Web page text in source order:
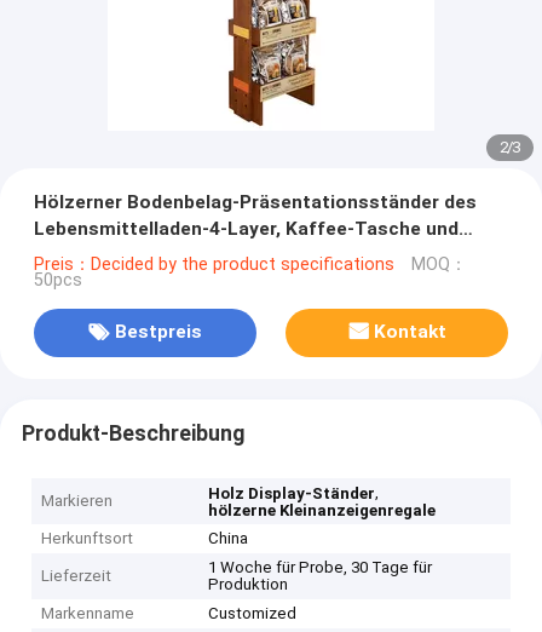
2/3
Hölzerner Bodenbelag-Präsentationsständer des
Lebensmittelladen-4-Layer, Kaffee-Tasche und
Nuss-Display-Units
Preis：Decided by the product specifications MOQ：
50pcs
Bestpreis Kontakt
Produkt-Beschreibung
Markieren Holz Display-Ständer,
hölzerne Kleinanzeigenregale
Herkunftsort
China
Lieferzeit
1 Woche für Probe, 30 Tage für
Produktion
Markenname
Customized